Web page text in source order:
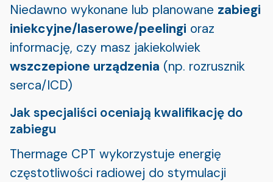
Niedawno wykonane lub planowane zabiegi
iniekcyjne/laserowe/peelingi oraz
informację, czy masz jakiekolwiek
wszczepione urządzenia (np. rozrusznik
serca/ICD)
Jak specjaliści oceniają kwalifikację do
zabiegu
Thermage CPT wykorzystuje energię
częstotliwości radiowej do stymulacji